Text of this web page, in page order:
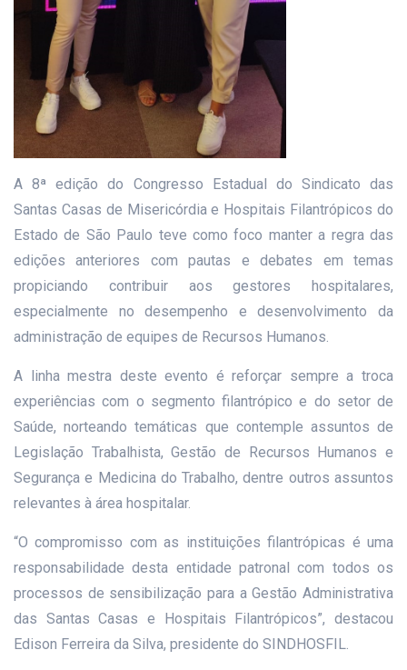
A 8ª edição do Congresso Estadual do Sindicato das
Santas Casas de Misericórdia e Hospitais Filantrópicos do
Estado de São Paulo teve como foco manter a regra das
edições anteriores com pautas e debates em temas
propiciando contribuir aos gestores hospitalares,
especialmente no desempenho e desenvolvimento da
administração de equipes de Recursos Humanos.
A linha mestra deste evento é reforçar sempre a troca
experiências com o segmento filantrópico e do setor de
Saúde, norteando temáticas que contemple assuntos de
Legislação Trabalhista, Gestão de Recursos Humanos e
Segurança e Medicina do Trabalho, dentre outros assuntos
relevantes à área hospitalar.
“O compromisso com as instituições filantrópicas é uma
responsabilidade desta entidade patronal com todos os
processos de sensibilização para a Gestão Administrativa
das Santas Casas e Hospitais Filantrópicos”, destacou
Edison Ferreira da Silva, presidente do SINDHOSFIL.